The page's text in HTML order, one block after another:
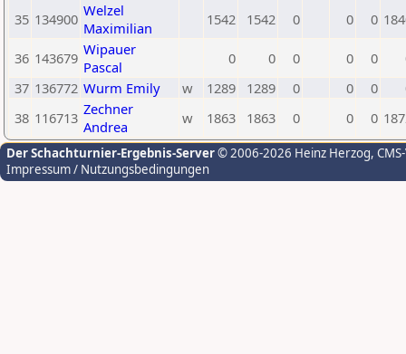
35 134900 Welzel
Maximilian
1542 1542 0 0 0
36 143679 Wipauer
Pascal
0 0 0 0 0
37 136772 Wurm Emily w 1289 1289 0 0 0
38 116713 Zechner
Andrea
w 1863 1863 0 0 0
Der Schachturnier-Ergebnis-Server© 2006-2026 Heinz Herzog,
Impressum / Nutzungsbedingungen